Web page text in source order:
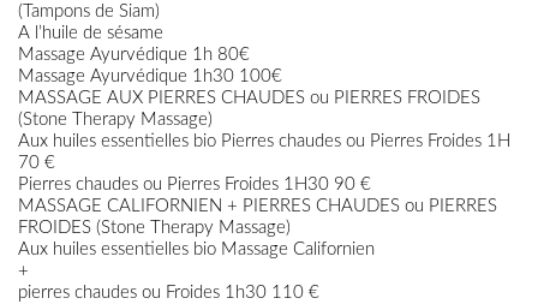
(Tampons de Siam)
A l’huile de sésame
Massage Ayurvédique 1h 80€
Massage Ayurvédique 1h30 100€
MASSAGE AUX PIERRES CHAUDES ou PIERRES FROIDES
(Stone Therapy Massage)
Aux huiles essentielles bio Pierres chaudes ou Pierres Froides 1H
70 €
Pierres chaudes ou Pierres Froides 1H30 90 €
MASSAGE CALIFORNIEN + PIERRES CHAUDES ou PIERRES
FROIDES (Stone Therapy Massage)
Aux huiles essentielles bio Massage Californien
+
pierres chaudes ou Froides 1h30 110 €